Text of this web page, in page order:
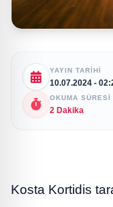
YAYIN TARIHI
10.07.2024 -
OKUMA SÜRESI
2 Dakika
Kosta Kortidis